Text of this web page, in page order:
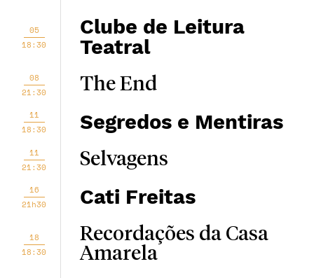
05
18:30
Clube de Leitura
Teatral
08
21:30
The End
11
18:30
Segredos e Mentiras
11
21:30
Selvagens
16
21h30
Cati Freitas
18
18:30
Recordações da Casa
Amarela